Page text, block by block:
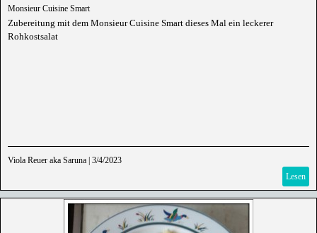
Monsieur Cuisine Smart
Zubereitung mit dem Monsieur Cuisine Smart dieses Mal ein leckerer
Rohkostsalat
Viola Reuer aka Saruna 3/4/2023
Lesen